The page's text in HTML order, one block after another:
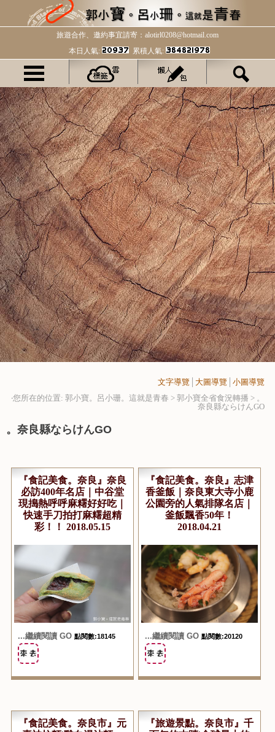
旅遊合作、邀約事宜請寄：alotirl0208@hotmail.com
本日人氣:
累積人氣:
文字導覽│ 大圖導覽│ 小圖導覽
‧您所在的位置: 郭小寶。呂小珊。這就是青春 > 郭小寶全省食況轉播 > 。
奈良縣ならけんGO
。奈良縣ならけんGO
『食記美食。奈良』奈良
必訪400年名店｜中谷堂
現搗熱呼呼麻糬好好吃｜
快速手刀拍打麻糬超精
彩！！ 2018.05.15
...繼續閱讀 GO 點閱數:18145
『食記美食。奈良』志津
香釜飯｜奈良東大寺小鹿
公園旁的人氣排隊名店｜
釜飯飄香50年！
2018.04.21
...繼續閱讀 GO 點閱數:20120
『食記美食。奈良市』元
『旅遊景點。奈良市』千